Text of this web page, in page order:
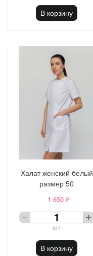
В корзину
Халат женский белый
размер 50
1 650 ₽
шт
В корзину